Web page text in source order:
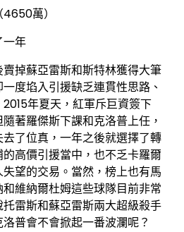
萬）
一年
掉蘇亞雷斯和斯特林獲得大筆
度埳入引援缺乏連貫性思路、
年夏天，紅軍斥巨資簽下
著羅傑斯下課和克洛普上任，
了位真，一年之後就選擇了轉
高價引援當中，也不乏卡羅爾
望的交易。當然，榜上也有馬
維納爾杜姆這些球隊目前非常
雷斯和蘇亞雷斯兩大超級殺手
普會不會掀起一番波瀾呢？